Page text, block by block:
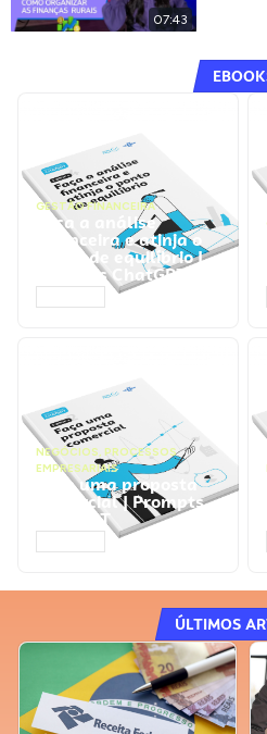
07:43
GESTÃO FINANCEIRA
Faça a análise
financeira e atinja o
ponto de equilíbrio |
Prompts ChatGPT
NEGÓCIOS, PROCESSOS
EMPRESARIAIS
Faça uma proposta
comercial | Prompts
ChatGPT
ÚLTIMOS